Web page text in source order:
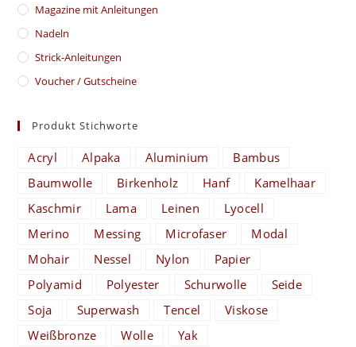
Magazine mit Anleitungen
Nadeln
Strick-Anleitungen
Voucher / Gutscheine
Produkt Stichworte
Acryl Alpaka Aluminium
Bambus
Baumwolle
Birkenholz Hanf
Kamelhaar
Kaschmir
Lama Leinen
Lyocell
Merino
Messing Microfaser
Modal
Mohair
Nessel Nylon
Papier
Polyamid
Polyester Schurwolle
Seide
Soja
Superwash Tencel
Viskose
Weißbronze
Wolle Yak